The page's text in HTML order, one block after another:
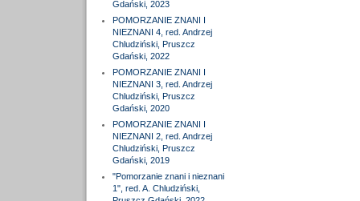
Gdański, 2023
POMORZANIE ZNANI I
NIEZNANI 4, red. Andrzej
Chludziński, Pruszcz
Gdański, 2022
POMORZANIE ZNANI I
NIEZNANI 3, red. Andrzej
Chludziński, Pruszcz
Gdański, 2020
POMORZANIE ZNANI I
NIEZNANI 2, red. Andrzej
Chludziński, Pruszcz
Gdański, 2019
"Pomorzanie znani i nieznani
1", red. A. Chludziński,